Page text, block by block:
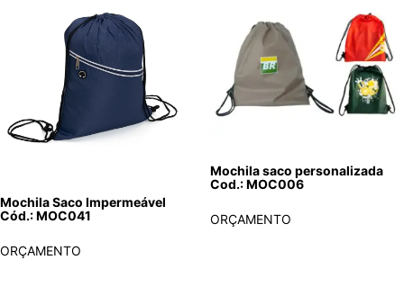
Mochila Saco Impermeável
Cód.: MOC041
ORÇAMENTO
Mochila saco personalizada
Cod.: MOC006
ORÇAMENTO